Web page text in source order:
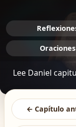
Oraciones
Lee Daniel
← Capítulo